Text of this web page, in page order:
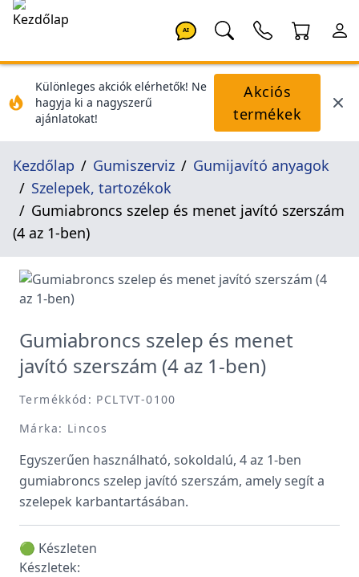
AI
Különleges akciók elérhetők! Ne
hagyja ki a nagyszerű
ajánlatokat!
Akciós
termékek
Kezdőlap Gumiszerviz
Gumijavító anyagok
Szelepek, tartozékok
Gumiabroncs szelep és menet javító szerszám
(4 az 1-ben)
Gumiabroncs szelep és menet
javító szerszám (4 az 1-ben)
Termékkód: PCLTVT-0100
Márka: Lincos
Egyszerűen használható, sokoldalú, 4 az 1-ben
gumiabroncs szelep javító szerszám, amely segít a
szelepek karbantartásában.
🟢 Készleten
Készletek: